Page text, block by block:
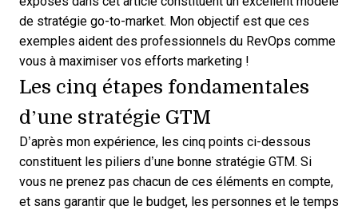
de stratégie go-to-market. Mon objectif est que ces
exemples aident des professionnels du RevOps comme
vous à maximiser vos efforts marketing !
Les cinq étapes fondamentales
d’une stratégie GTM
D’après mon expérience, les cinq points ci-dessous
constituent les piliers d’une bonne stratégie GTM. Si
vous ne prenez pas chacun de ces éléments en compte,
et sans garantir que le budget, les personnes et le temps